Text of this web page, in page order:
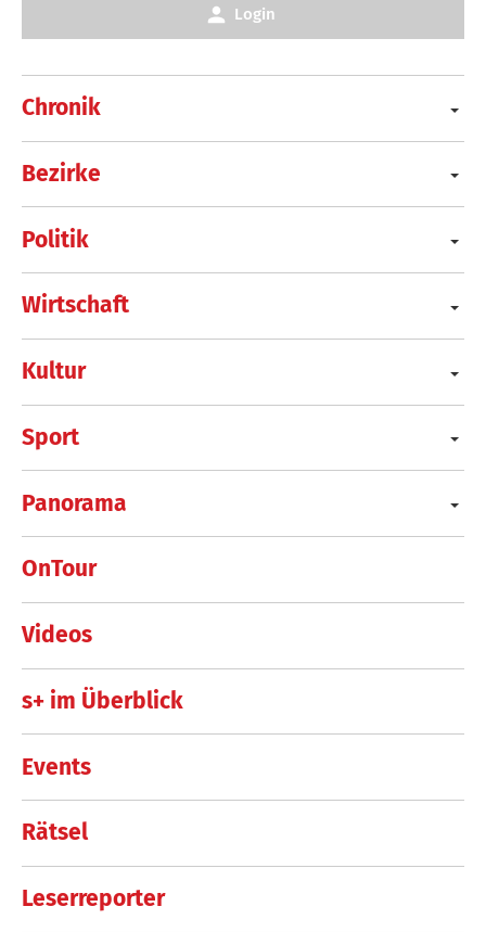
Chronik
Bezirke
Politik
Wirtschaft
Kultur
Sport
Panorama
OnTour
Videos
s+ im Überblick
Events
Rätsel
Leserreporter
Login